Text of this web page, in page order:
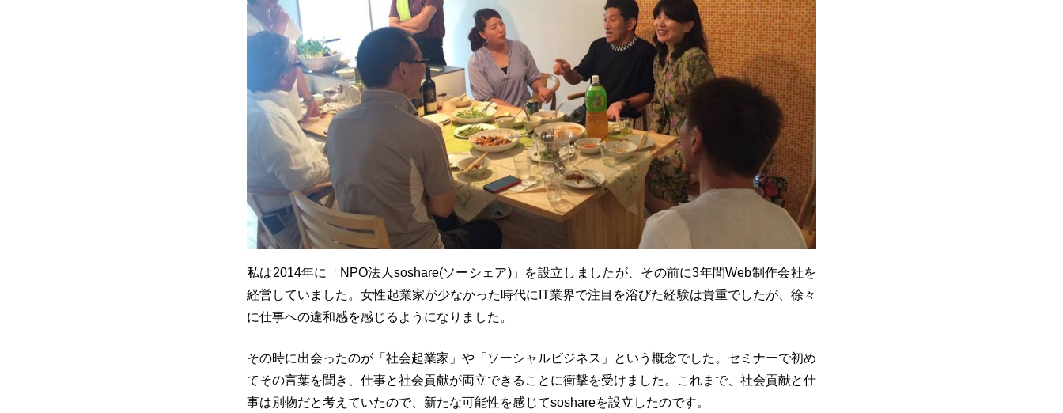
私は2014年に「NPO法人soshare(ソーシェア)」を設立しましたが、その前に3年間Web制作会社を
経営していました。女性起業家が少なかった時代にIT業界で注目を浴びた経験は貴重でしたが、徐々
に仕事への違和感を感じるようになりました。
その時に出会ったのが「社会起業家」や「ソーシャルビジネス」という概念でした。セミナーで初め
てその言葉を聞き、仕事と社会貢献が両立できることに衝撃を受けました。これまで、社会貢献と仕
事は別物だと考えていたので、新たな可能性を感じてsoshareを設立したのです。